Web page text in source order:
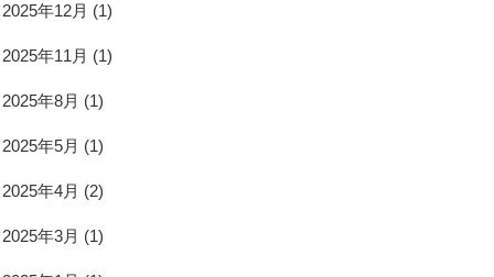
2025年12月 (1)
2025年11月 (1)
2025年8月 (1)
2025年5月 (1)
2025年4月 (2)
2025年3月 (1)